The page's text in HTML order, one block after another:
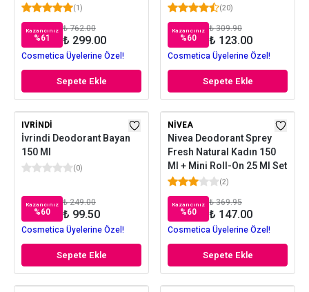
(1)
Kazancınız
%61
₺ 762.00
₺ 299.00
Cosmetica Üyelerine Özel!
Sepete Ekle
(20)
Kazancınız
%60
₺ 309.90
₺ 123.00
Cosmetica Üyelerine Özel!
Sepete Ekle
IVRINDI
İvrindi Deodorant Bayan
150 Ml
(0)
Kazancınız
%60
₺ 249.00
₺ 99.50
Cosmetica Üyelerine Özel!
Sepete Ekle
NIVEA
Nivea Deodorant Sprey
Fresh Natural Kadın 150
Ml + Mini Roll-On 25 Ml Set
(2)
Kazancınız
%60
₺ 369.95
₺ 147.00
Cosmetica Üyelerine Özel!
Sepete Ekle